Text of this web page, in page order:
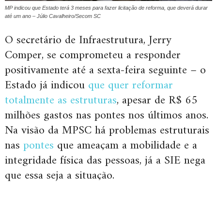
MP indicou que Estado terá 3 meses para fazer licitação de reforma, que deverá durar
até um ano – Júlio Cavalheiro/Secom SC
O secretário de Infraestrutura, Jerry
Comper, se comprometeu a responder
positivamente até a sexta-feira seguinte – o
Estado já indicouque quer reformar
totalmente as estruturas, apesar de R$ 65
milhões gastos nas pontes nos últimos anos.
Na visão da MPSC há problemas estruturais
naspontes que ameaçam a mobilidade e a
integridade física das pessoas, já a SIE nega
que essa seja a situação.